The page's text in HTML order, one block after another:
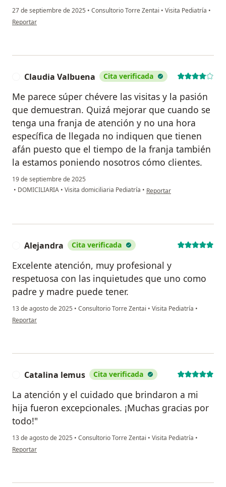
27 de septiembre de 2025 • Consultorio Torre Zentai • Visita Pediatría •
en opinión del usuario Juana
Reportar
Claudia Valbuena Cita verificada
Me parece súper chévere las visitas y la pasión
que demuestran. Quizá mejorar que cuando se
tenga una franja de atención y no una hora
específica de llegada no indiquen que tienen
afán puesto que el tiempo de la franja también
la estamos poniendo nosotros cómo clientes.
19 de septiembre de 2025
• DOMICILIARIA • Visita domiciliaria Pediatría • en opinión del usuario
Reportar
Alejandra Cita verificada
Excelente atención, muy profesional y
respetuosa con las inquietudes que uno como
padre y madre puede tener.
13 de agosto de 2025 • Consultorio Torre Zentai • Visita Pediatría •
en opinión del usuario Alejandra
Reportar
Catalina lemus Cita verificada
La atención y el cuidado que brindaron a mi
hija fueron excepcionales. ¡Muchas gracias por
todo!"
13 de agosto de 2025 • Consultorio Torre Zentai • Visita Pediatría •
en opinión del usuario Catalina lemus
Reportar